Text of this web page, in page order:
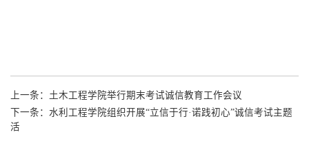
上一条： 土木工程学院举行期末考试诚信教育工作会议
下一条： 水利工程学院组织开展“立信于行·诺践初心”诚信考试主题
活